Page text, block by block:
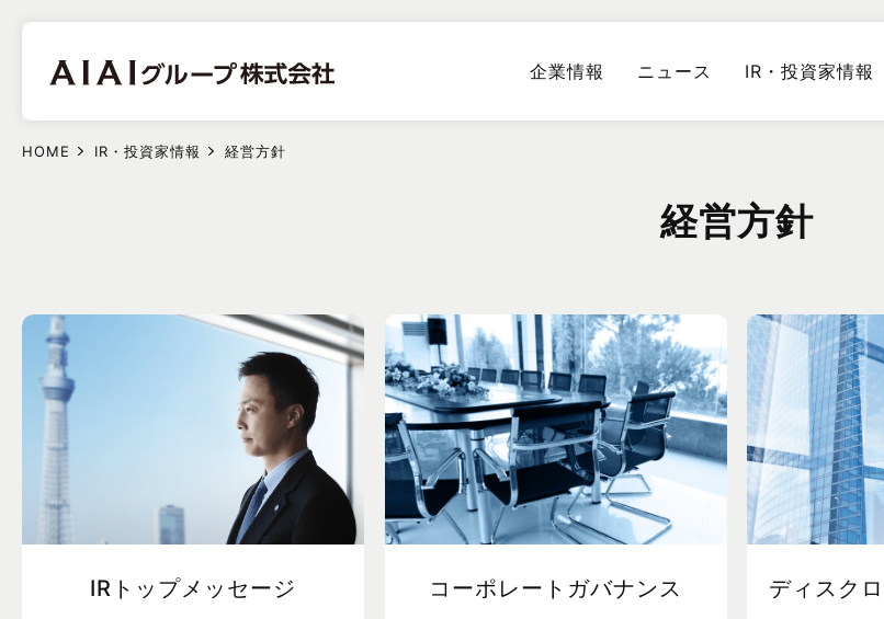
企業情報 ニュース IR・投資家情報
HOME IR・投資家情報 経営方針
経営方針
IRトップメッセージ コーポレートガバナンス ディスク